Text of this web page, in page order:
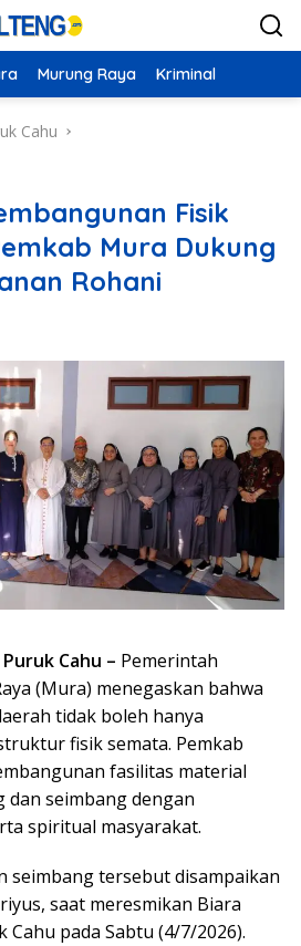
Murung Raya Kriminal
Cahu
Fisik
Mura Dukung
Rohani
Cahu – Pemerintah
(Mura) menegaskan bahwa
tidak boleh hanya
fisik semata. Pemkab
fasilitas material
seimbang dengan
spiritual masyarakat.
seimbang tersebut disampaikan
saat meresmikan Biara
Cahu pada Sabtu (4/7/2026).